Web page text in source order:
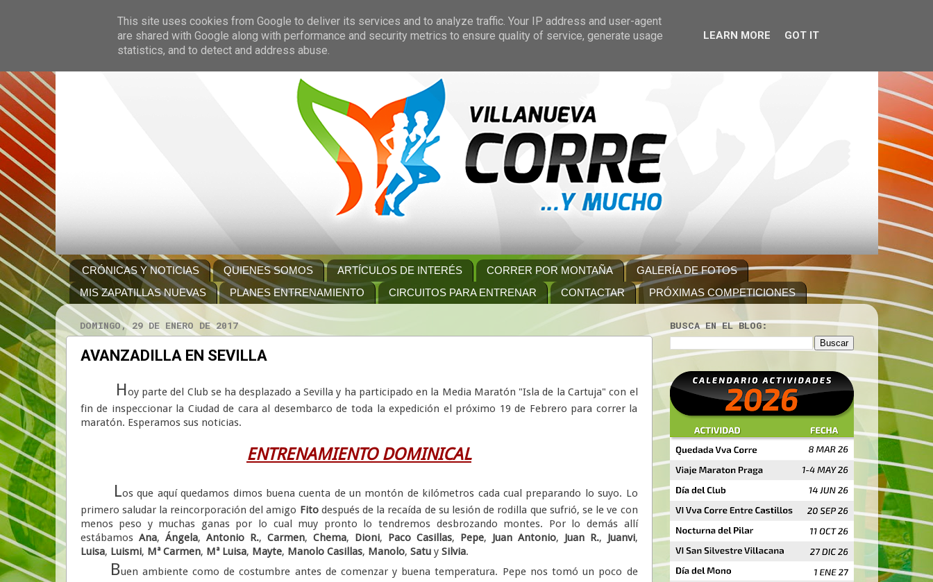
CRÓNICAS Y NOTICIAS QUIENES SOMOS ARTÍCULOS DE INTERÉS CORRER POR MONTAÑA
GALERÍA DE FOTOS
MIS ZAPATILLAS NUEVAS
PLANES ENTRENAMIENTO CIRCUITOS PARA ENTRENAR CONTACTAR PRÓXIMAS COMPETICIONES
DOMINGO, 29 DE ENERO DE 2017
AVANZADILLA EN SEVILLA
Hoy parte del Club se ha desplazado a Sevilla y ha participado en la Media Maratón "Isla de la Cartuja" con el
fin de inspeccionar la Ciudad de cara al desembarco de toda la expedición el próximo 19 de Febrero para correr la
maratón. Esperamos sus noticias.
ENTRENAMIENTO DOMINICAL
Los que aquí quedamos dimos buena cuenta de un montón de kilómetros cada cual preparando lo suyo. Lo
primero saludar la reincorporación del amigo Fito después de la recaída de su lesión de rodilla que sufrió, se le ve con
menos peso y muchas ganas por lo cual muy pronto lo tendremos desbrozando montes. Por lo demás allí
estábamos Ana, Ángela, Antonio R., Carmen, Chema, Dioni, Paco Casillas, Pepe, Juan Antonio, Juan R., Juanvi,
Luisa, Luismi, Mª Carmen, Mª Luisa, Mayte, Manolo Casillas, Manolo, Satu y Silvia.
Buen ambiente como de costumbre antes de comenzar y buena temperatura. Pepe nos tomó un poco de
BUSCA EN EL BLOG:
This site uses cookies from Google to deliver its services and to analyze traffic. Your IP address and user-agent
are shared with Google along with performance and security metrics to ensure quality of service, generate usage
statistics, and to detect and address abuse.
LEARN MORE GOT IT